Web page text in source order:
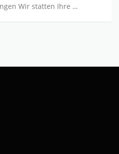
Wir statten Ihre …